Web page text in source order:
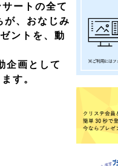
ートの全て
が、おなじみ
ントを、動
企画として
す。